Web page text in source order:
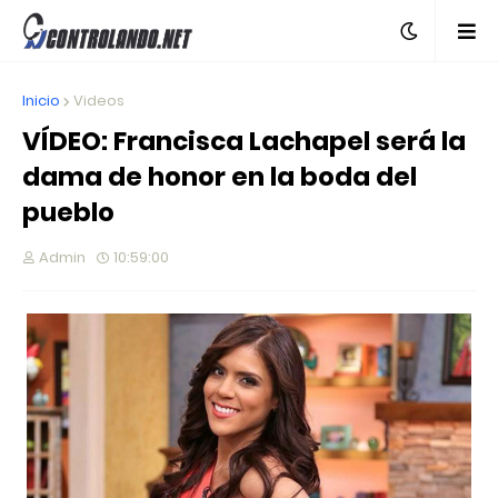
Inicio Videos
VÍDEO: Francisca Lachapel será la
dama de honor en la boda del
pueblo
Admin 10:59:00